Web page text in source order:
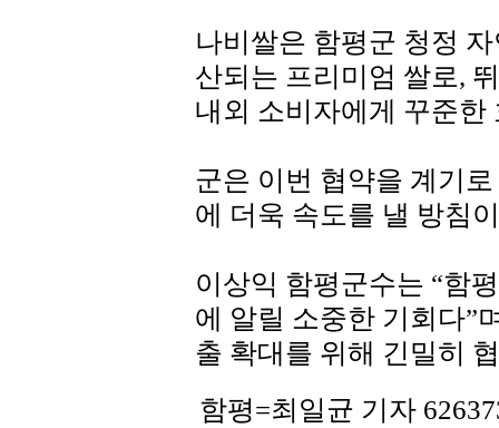
나비쌀은 함평군 청정
산되는 프리미엄 쌀로,
내외 소비자에게 꾸준한
군은 이번 협약을 계기
에 더욱 속도를 낼 방침
이상익 함평군수는 “함
에 알릴 소중한 기회다”
출 확대를 위해 긴밀히
함평=최일균 기자